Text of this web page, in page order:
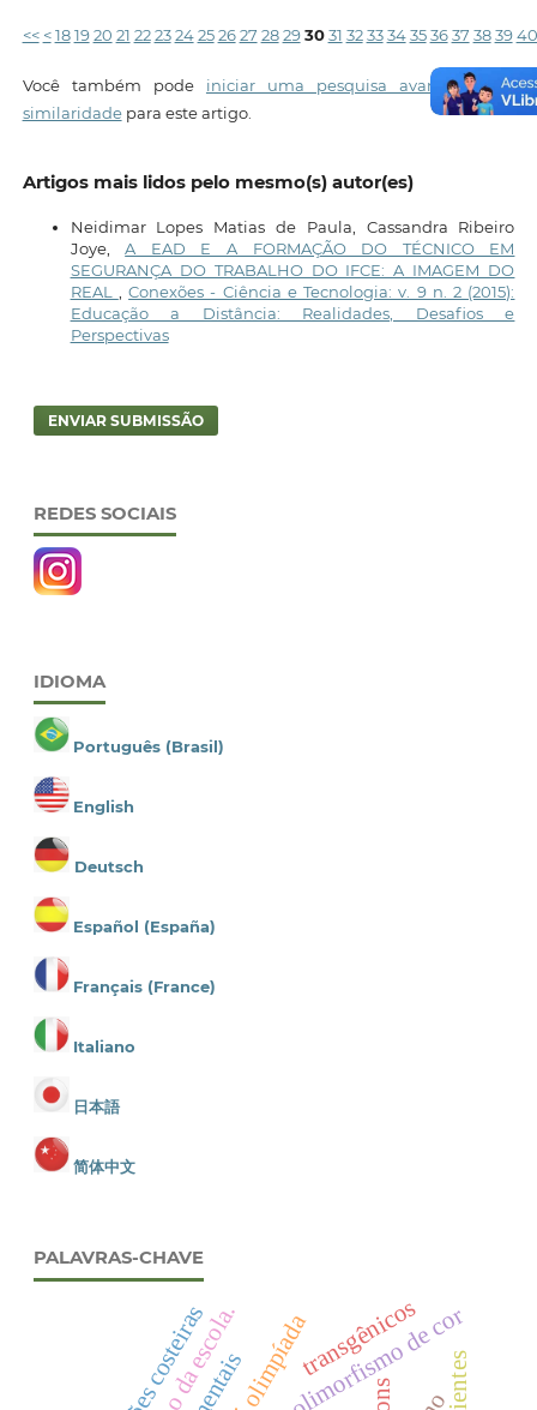
<< < 18 19 20 21 22 23 24 25 26 27 28 29 30 31 32 33 34 35 36 37 38 39 40
Você também pode iniciar uma pesquisa avançada por
similaridadepara este artigo.
Artigos mais lidos pelo mesmo(s) autor(es)
Neidimar Lopes Matias de Paula, Cassandra Ribeiro
Joye,A EAD E A FORMAÇÃO DO TÉCNICO EM
SEGURANÇA DO TRABALHO DO IFCE: A IMAGEM DO
REAL
,Conexões - Ciência e Tecnologia: v. 9 n. 2 (2015):
Educação a Distância: Realidades, Desafios e
Perspectivas
ENVIAR SUBMISSÃO
REDES SOCIAIS
IDIOMA
Português (Brasil)
English
Deutsch
Español (España)
Français (France)
Italiano
日本語
简体中文
PALAVRAS-CHAVE
polimorfismo de cor
olimpíadatransgênicos